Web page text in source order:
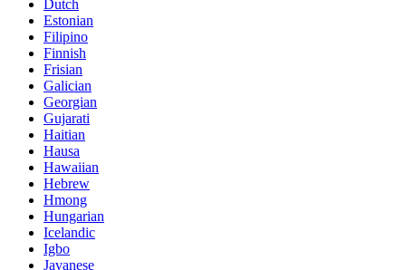
Dutch
Estonian
Filipino
Finnish
Frisian
Galician
Georgian
Gujarati
Haitian
Hausa
Hawaiian
Hebrew
Hmong
Hungarian
Icelandic
Igbo
Javanese